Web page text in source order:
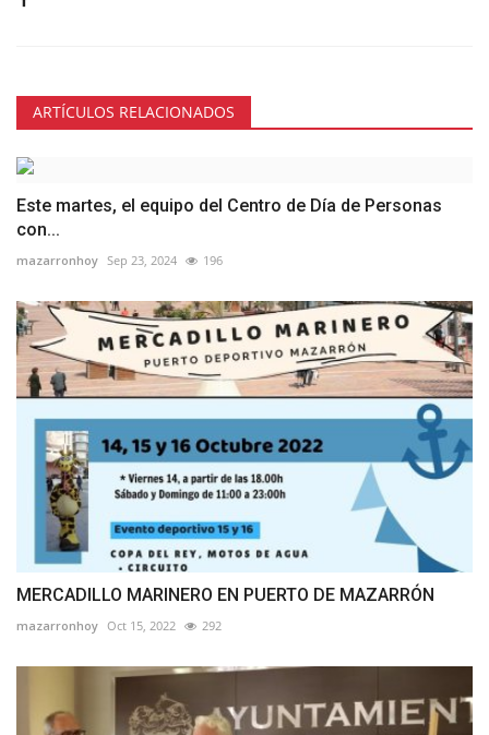
ARTÍCULOS RELACIONADOS
Este martes, el equipo del Centro de Día de Personas
con...
mazarronhoy Sep 23, 2024 196
MERCADILLO MARINERO EN PUERTO DE MAZARRÓN
mazarronhoy Oct 15, 2022 292